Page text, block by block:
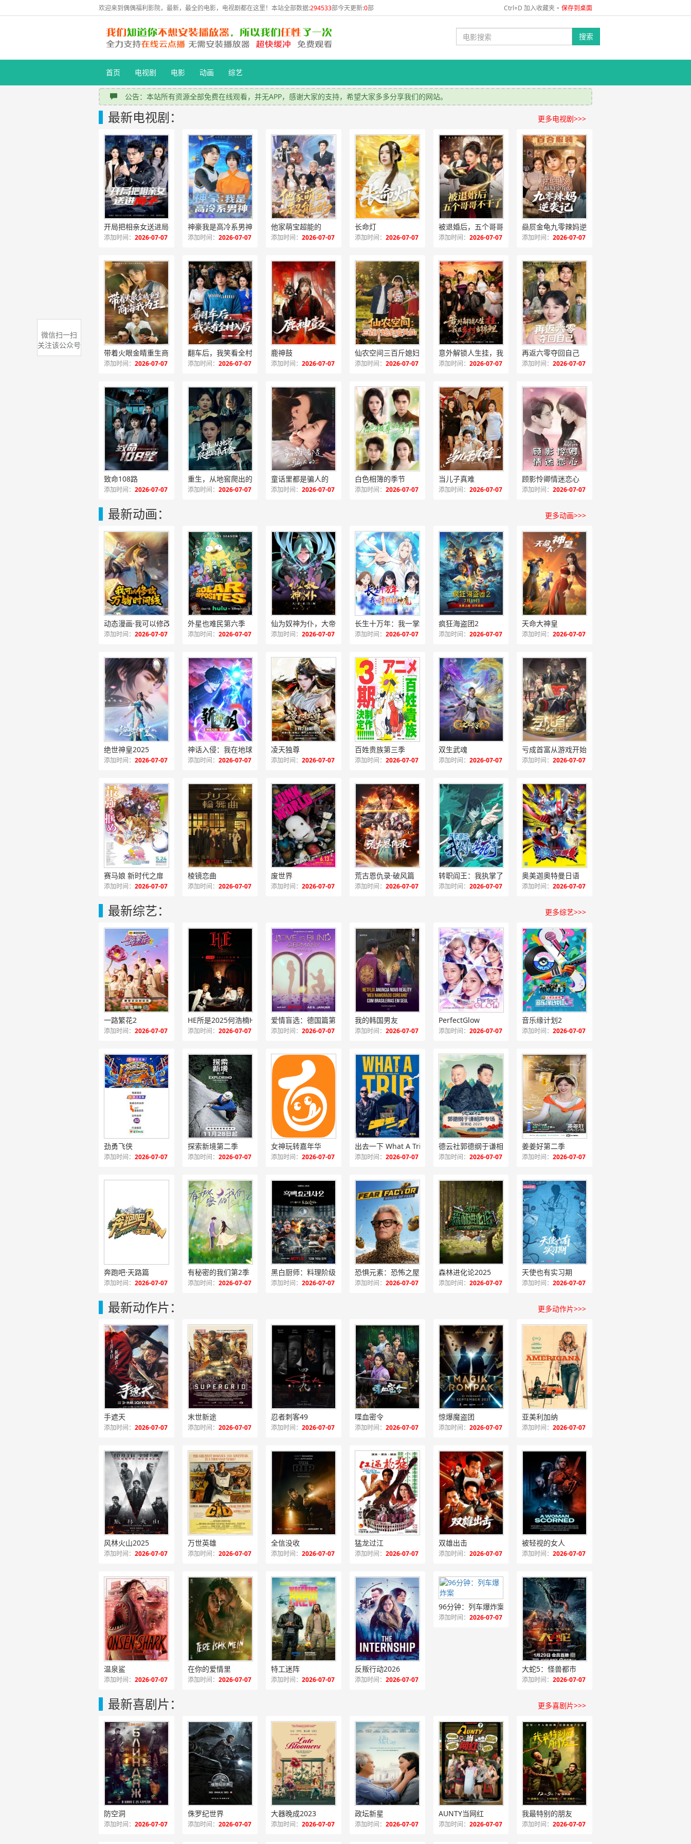
欢迎来到偶偶福利影院，最新，最全的电影，电视剧都在这里！本站全部数据:294533部今天更新:0部 Ctrl+D 加入收藏夹 - 保存到桌面
搜索
首页 电视剧 电影 动画 综艺
公告：本站所有资源全部免费在线观看，并无APP，感谢大家的支持，希望大家多多分享我们的网站。
更多电视剧>>>
最新电视剧：
开局把相亲女送进局子
添加时间： 2026-07-07
神豪我是高冷系男神
添加时间： 2026-07-07
他家萌宝超能的
添加时间：2026-07-07
长命灯
添加时间： 2026-07-07
被退婚后，五个哥哥不干了
添加时间： 2026-07-07
赑屃金龟九零辣妈逆袭记
添加时间：2026-07-07
带着火眼金睛重生商海我为王
添加时间： 2026-07-07
翻车后，我笑看全村入局
添加时间： 2026-07-07
鹿神鼓
添加时间：2026-07-07
仙农空间三百斤媳妇变天仙
添加时间： 2026-07-07
意外解锁人生挂，我在乡村当锦鲤
添加时间： 2026-07-07
再返六零夺回自己
添加时间：2026-07-07
致命108路
添加时间： 2026-07-07
重生，从地窖爬出的真千金
添加时间： 2026-07-07
童话里都是骗人的
添加时间：2026-07-07
白色相簿的季节
添加时间： 2026-07-07
当儿子真难
添加时间： 2026-07-07
顾影怜卿情迷恋心
添加时间：2026-07-07
更多动画>>>
最新动画：
动态漫画·我可以修改万物时间线第一季
添加时间： 2026-07-07
外星也难民第六季
添加时间： 2026-07-07
仙为奴神为仆，大帝看门狗动态漫
添加时间：2026-07-07
长生十万年：我一掌终结神魔动态漫
添加时间： 2026-07-07
疯狂海盗团2
添加时间： 2026-07-07
天命大神皇
添加时间：2026-07-07
绝世神皇2025
添加时间： 2026-07-07
神话入侵：我在地球斩神明动态漫
添加时间： 2026-07-07
凌天独尊
添加时间：2026-07-07
百姓贵族第三季
添加时间： 2026-07-07
双生武魂
添加时间： 2026-07-07
亏成首富从游戏开始日语版
添加时间：2026-07-07
赛马娘 新时代之扉
添加时间： 2026-07-07
棱镜恋曲
添加时间： 2026-07-07
废世界
添加时间：2026-07-07
荒古恩仇录·破风篇
添加时间： 2026-07-07
转职阎王：我执掌了生死簿动态漫
添加时间： 2026-07-07
奥美迦奥特曼日语
添加时间：2026-07-07
更多综艺>>>
最新综艺：
一路繁花2
添加时间： 2026-07-07 添加时间： 2026-07-07
爱情盲选：德国篇第二季
添加时间：2026-07-07
我的韩国男友
添加时间： 2026-07-07
PerfectGlow
添加时间： 2026-07-07
音乐缘计划2
添加时间：2026-07-07
劲勇飞侠
添加时间： 2026-07-07
探索新境第二季
添加时间： 2026-07-07
女神玩转嘉年华
添加时间：2026-07-07
出去一下 What A Trip
添加时间： 2026-07-07
德云社郭德纲于谦相声专场深圳站2025
添加时间： 2026-07-07
姜姜好第二季
添加时间：2026-07-07
奔跑吧·天路篇
添加时间： 2026-07-07
有秘密的我们第2季
添加时间： 2026-07-07
黑白厨师：料理阶级战争第二季
添加时间：2026-07-07
恐惧元素：恐怖之屋
添加时间： 2026-07-07
森林进化论2025
添加时间： 2026-07-07
天使也有实习期
添加时间：2026-07-07
更多动作片>>>
最新动作片：
手遮天
添加时间： 2026-07-07
末世新途
添加时间： 2026-07-07
忍者刺客49
添加时间：2026-07-07
喋血密令
添加时间： 2026-07-07
惊爆魔盗团
添加时间： 2026-07-07
亚美利加纳
添加时间：2026-07-07
风林火山2025
添加时间： 2026-07-07
万世英雄
添加时间： 2026-07-07
全信没收
添加时间：2026-07-07
猛龙过江
添加时间： 2026-07-07
双雄出击
添加时间： 2026-07-07
被轻视的女人
添加时间：2026-07-07
温泉鲨
添加时间： 2026-07-07
在你的爱情里
添加时间： 2026-07-07
特工迷阵
添加时间：2026-07-07
反叛行动2026
添加时间： 2026-07-07
96分钟：列车爆炸案
添加时间： 2026-07-07
大蛇5：怪兽都市
添加时间：2026-07-07
更多喜剧片>>>
最新喜剧片：
防空洞
添加时间： 2026-07-07
侏罗纪世界
添加时间： 2026-07-07
大器晚成2023
添加时间：2026-07-07
政坛新星
添加时间： 2026-07-07
AUNTY当网红
添加时间： 2026-07-07
我最特别的朋友
添加时间：2026-07-07
微信扫一扫
关注该公众号